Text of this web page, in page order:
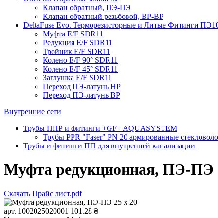
Клапан обратный, ПЭ-ПЭ
Клапан обратный резьбовой, ВР-ВР
DeltaFuse Evo. Терморезисторные и Литые Фитинги
Муфта E/F SDR11
Редукция E/F SDR11
Тройник E/F SDR11
Колено E/F 90° SDR11
Колено E/F 45° SDR11
Заглушка E/F SDR11
Переход ПЭ-латунь НР
Переход ПЭ-латунь ВР
Внутренние сети
Трубы ППР и фитинги +GF+ AQUASYSTEM
Трубы PPR "Faser" PN 20 армированные
Трубы и фитинги ПП для внутренней канализации
Муфта редукционная, ПЭ-ПЭ
Скачать Прайс лист.pdf
арт. 1002025020001 101.28 ₴